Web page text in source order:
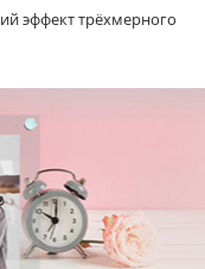
эффект трёхмерного